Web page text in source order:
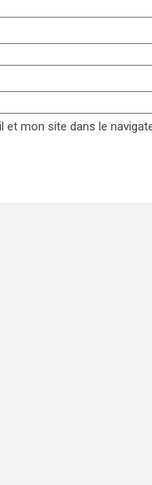
et mon site dans le